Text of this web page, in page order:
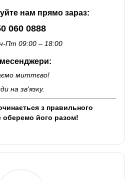
нам прямо зараз:
0888
Пт 09:00 – 18:00
миттєво!
на зв'язку.
з правильного
оберемо його разом!